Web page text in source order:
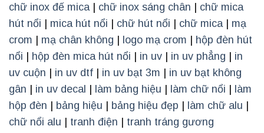
chữ inox đế mica | chữ inox sáng chân | chữ mica
hút nổi | mica hút nổi | chữ hút nổi | chữ mica | mạ
crom | mạ chân không | logo mạ crom | hộp đèn hút
nổi | hộp đèn mica hút nổi | in uv | in uv phẳng | in
uv cuộn | in uv dtf | in uv bạt 3m | in uv bạt không
gân | in uv decal | làm bảng hiệu | làm chữ nổi | làm
hộp đèn | bảng hiệu | bảng hiệu đẹp | làm chữ alu |
chữ nổi alu | tranh điện | tranh tráng gương